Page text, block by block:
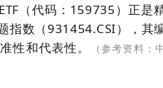
（代码：159735）正是
指数（931454.CSI），其
性和代表性。
（参考资料